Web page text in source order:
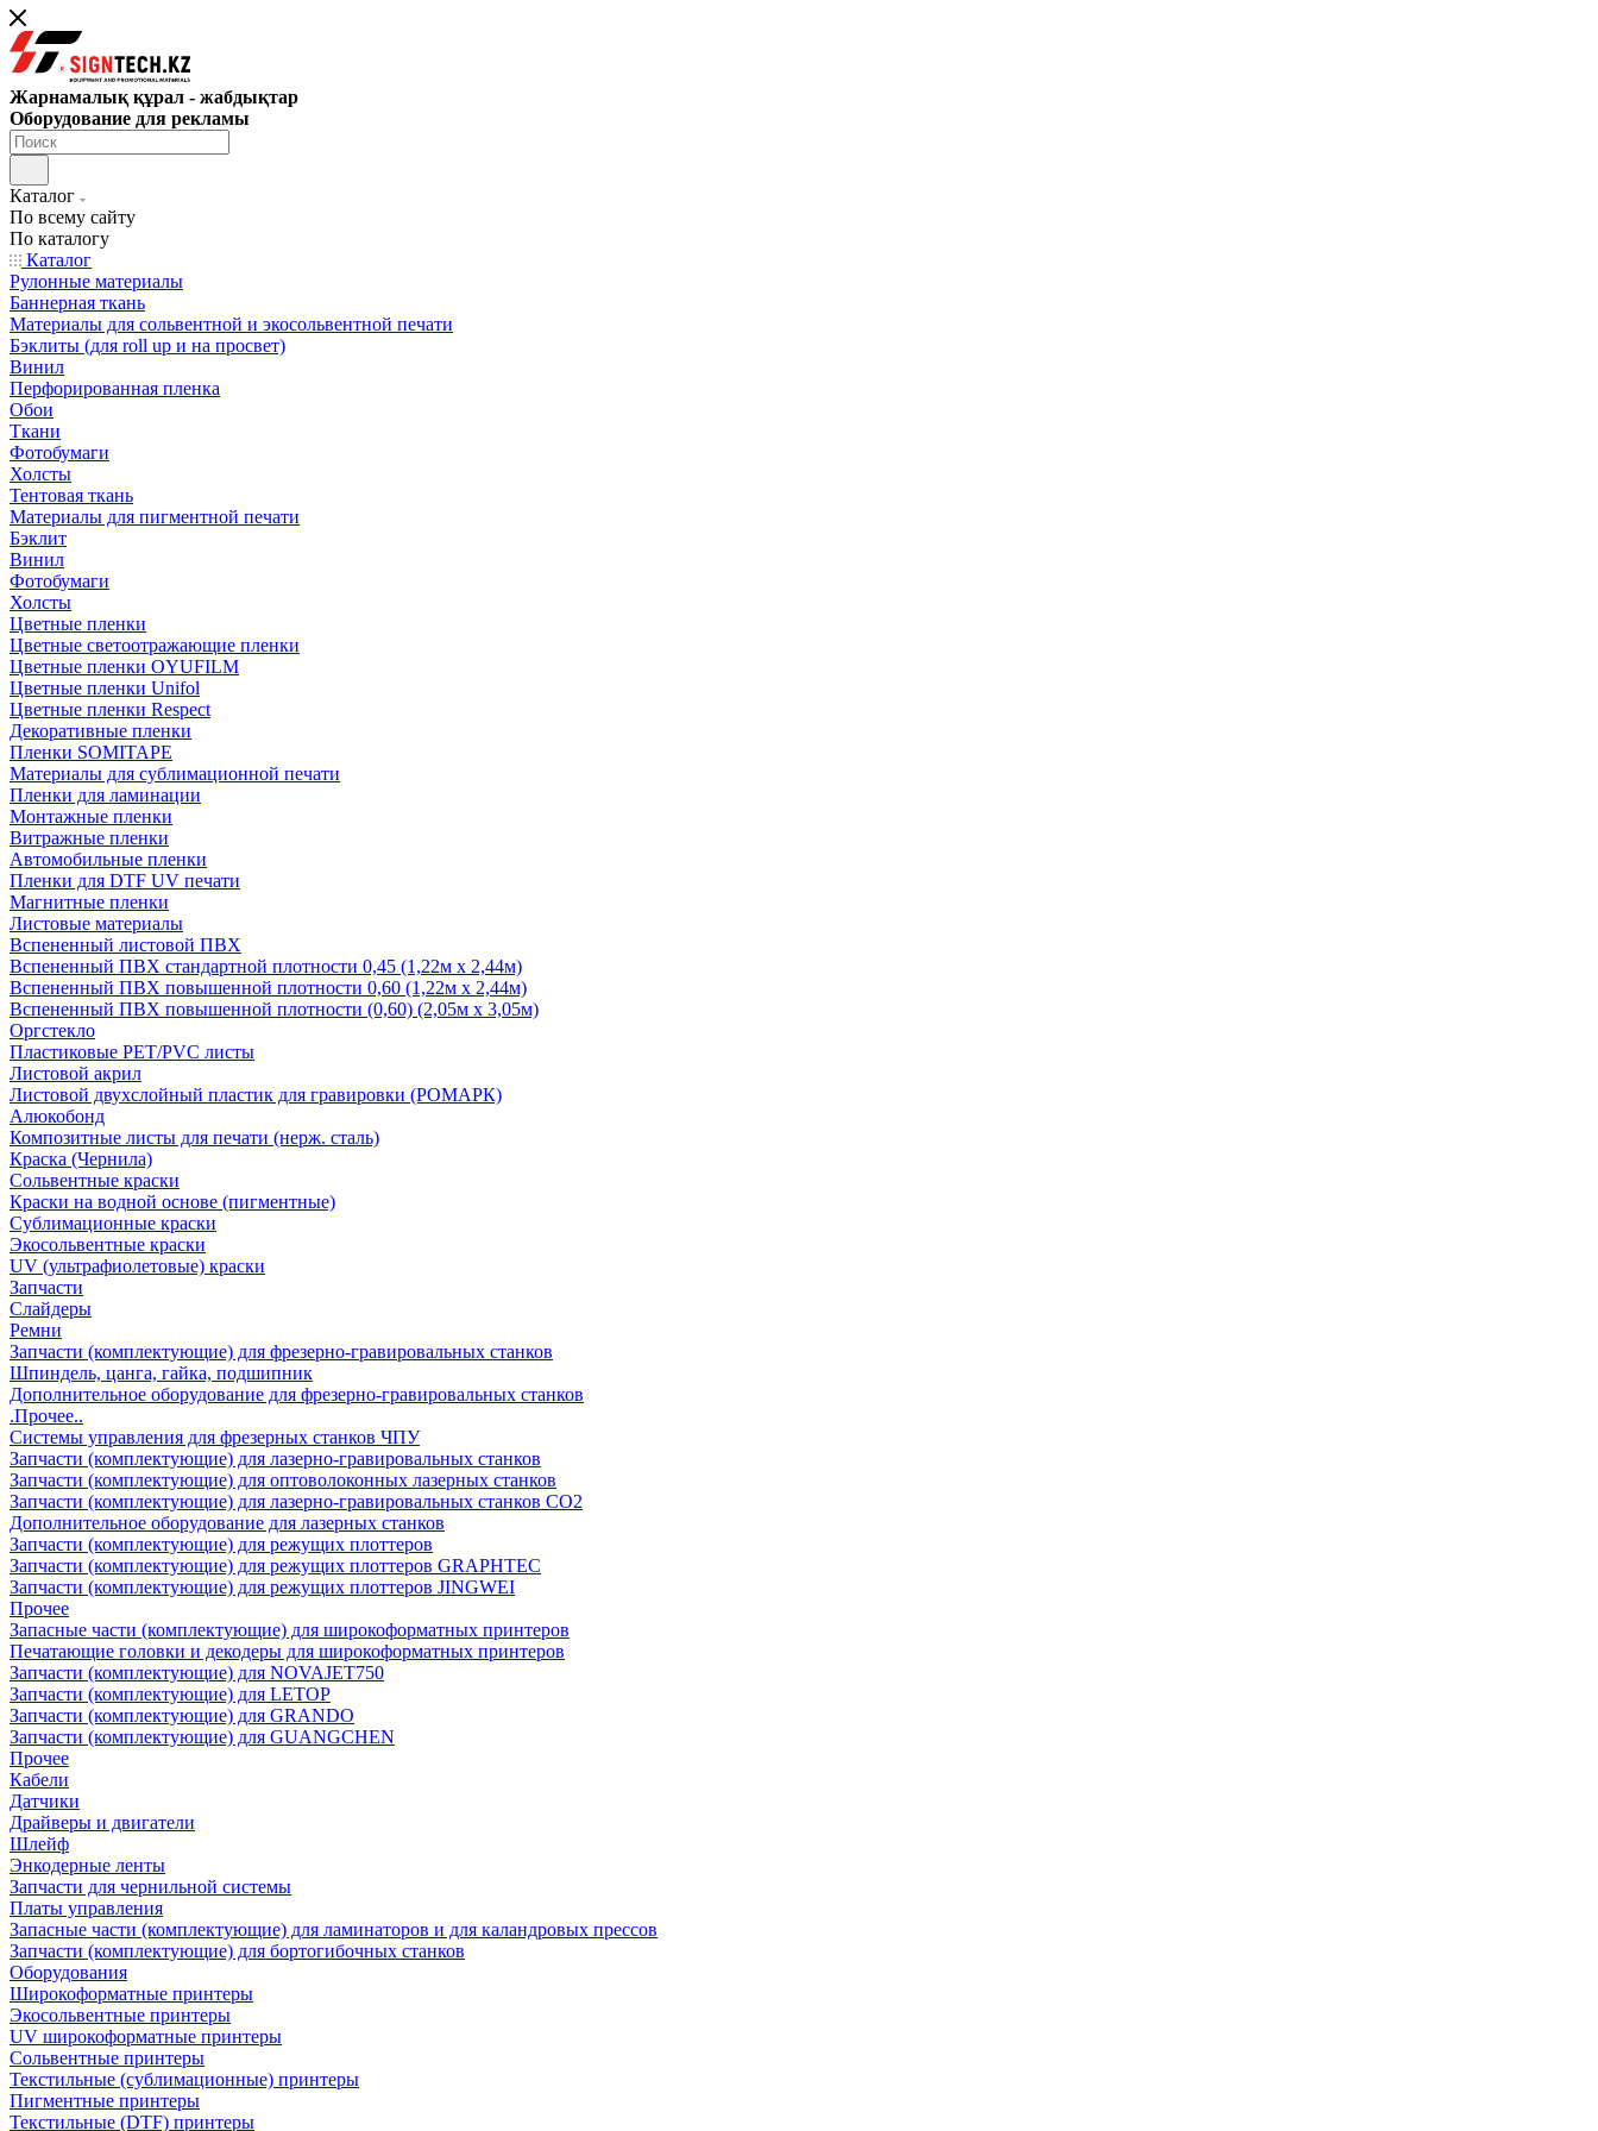
Жарнамалық құрал - жабдықтар
Оборудование для рекламы
Каталог
По всему сайту
По каталогу
Каталог
Рулонные материалы
Баннерная ткань
Материалы для сольвентной и экосольвентной печати
Бэклиты (для roll up и на просвет)
Винил
Перфорированная пленка
Обои
Ткани
Фотобумаги
Холсты
Тентовая ткань
Материалы для пигментной печати
Бэклит
Винил
Фотобумаги
Холсты
Цветные пленки
Цветные светоотражающие пленки
Цветные пленки OYUFILM
Цветные пленки Unifol
Цветные пленки Respect
Декоративные пленки
Пленки SOMITAPE
Материалы для сублимационной печати
Пленки для ламинации
Монтажные пленки
Витражные пленки
Автомобильные пленки
Пленки для DTF UV печати
Магнитные пленки
Листовые материалы
Вспененный листовой ПВХ
Вспененный ПВХ стандартной плотности 0,45 (1,22м х 2,44м)
Вспененный ПВХ повышенной плотности 0,60 (1,22м х 2,44м)
Вспененный ПВХ повышенной плотности (0,60) (2,05м х 3,05м)
Оргстекло
Пластиковые PET/PVC листы
Листовой акрил
Листовой двухслойный пластик для гравировки (РОМАРК)
Алюкобонд
Композитные листы для печати (нерж. сталь)
Краска (Чернила)
Сольвентные краски
Краски на водной основе (пигментные)
Сублимационные краски
Экосольвентные краски
UV (ультрафиолетовые) краски
Запчасти
Слайдеры
Ремни
Запчасти (комплектующие) для фрезерно-гравировальных станков
Шпиндель, цанга, гайка, подшипник
Дополнительное оборудование для фрезерно-гравировальных станков
.Прочее..
Системы управления для фрезерных станков ЧПУ
Запчасти (комплектующие) для лазерно-гравировальных станков
Запчасти (комплектующие) для оптоволоконных лазерных станков
Запчасти (комплектующие) для лазерно-гравировальных станков CO2
Дополнительное оборудование для лазерных станков
Запчасти (комплектующие) для режущих плоттеров
Запчасти (комплектующие) для режущих плоттеров GRAPHTEC
Запчасти (комплектующие) для режущих плоттеров JINGWEI
Прочее
Запасные части (комплектующие) для широкоформатных принтеров
Печатающие головки и декодеры для широкоформатных принтеров
Запчасти (комплектующие) для NOVAJET750
Запчасти (комплектующие) для LETOP
Запчасти (комплектующие) для GRANDO
Запчасти (комплектующие) для GUANGCHEN
Прочее
Кабели
Датчики
Драйверы и двигатели
Шлейф
Энкодерные ленты
Запчасти для чернильной системы
Платы управления
Запасные части (комплектующие) для ламинаторов и для каландровых прессов
Запчасти (комплектующие) для бортогибочных станков
Оборудования
Широкоформатные принтеры
Экосольвентные принтеры
UV широкоформатные принтеры
Сольвентные принтеры
Текстильные (сублимационные) принтеры
Пигментные принтеры
Текстильные (DTF) принтеры